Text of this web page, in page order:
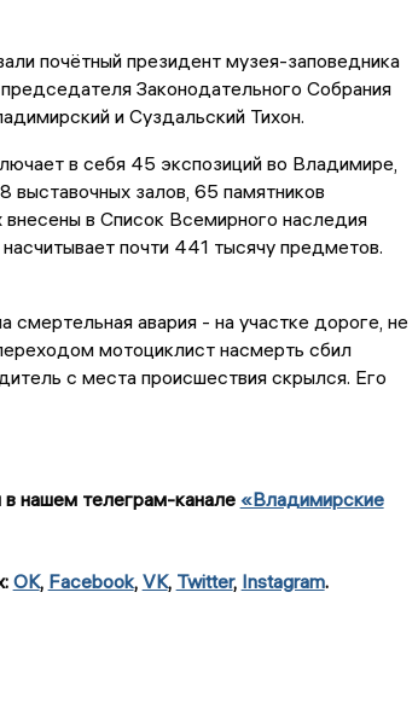
почётный президент музея-заповедника
Законодательного Собрания
и Суздальский Тихон.
в себя 45 экспозиций во Владимире,
выставочных залов, 65 памятников
внесены в Список Всемирного наследия
почти 441 тысячу предметов.
смертельная авария - на участке дороге, не
мотоциклист насмерть сбил
с места происшествия скрылся. Его
нашем телеграм-канале«Владимирские
OK, Facebook, VK, Twitter, Instagram.